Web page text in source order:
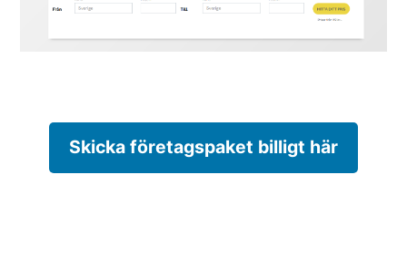
Skicka företagspaket billigt här